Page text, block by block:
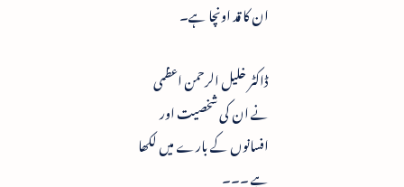
ان کا قد اونچا ہے۔
ڈاکٹر خلیل الرحمن اعظمی
نے ان کی شخصیت اور
افسانوں کے بارے میں لکھا
ہے ۔۔۔